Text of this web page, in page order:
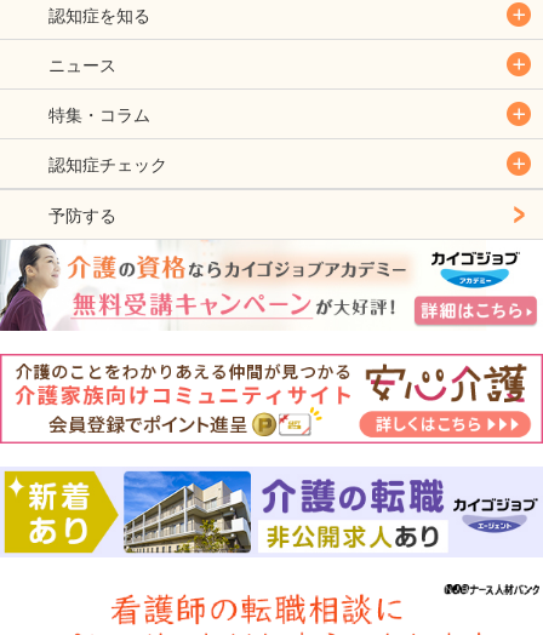
認知症を知る
ニュース
特集・コラム
認知症チェック
予防する